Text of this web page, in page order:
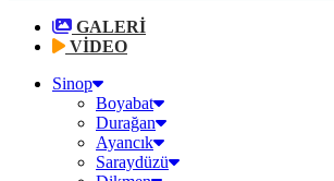
GALERİ
VİDEO
Sinop
Boyabat
Durağan
Ayancık
Saraydüzü